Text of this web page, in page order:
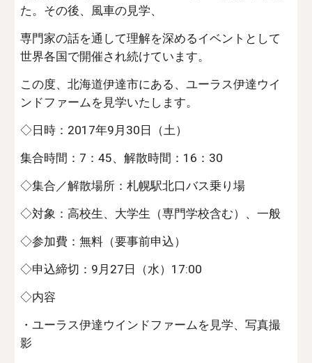
た。その後、風車の見学、
専門家の話を通して理解を深めるイベントとして
世界各国で開催され続けています。
この度、北海道伊達市にある、ユーラス伊達ウイ
ンドファームを見学いたします。
◇日時：2017年9月30日（土）
集合時間：7：45、解散時間：16：30
◇集合／解散場所：札幌駅北口バス乗り場
◇対象：高校生、大学生（専門学校含む）、一般
◇参加費：無料（要事前申込）
◇申込締切：9月27日（水）17:00
◇内容
・ユーラス伊達ウインドファームを見学、写真撮
影